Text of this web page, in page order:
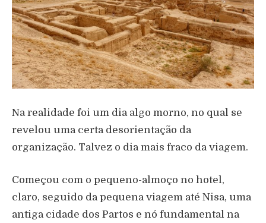
Na realidade foi um dia algo morno, no qual se
revelou uma certa desorientação da
organização. Talvez o dia mais fraco da viagem.
Começou com o pequeno-almoço no hotel,
claro, seguido da pequena viagem até Nisa, uma
antiga cidade dos Partos e nó fundamental na